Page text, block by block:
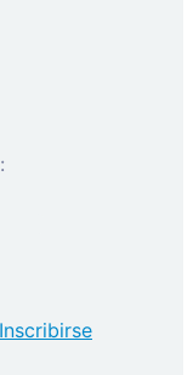
Inscribirse